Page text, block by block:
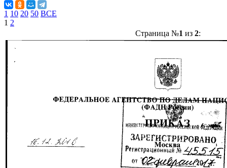
1 10 20 50 ВСЕ
1 2
Страница №1 из 2: